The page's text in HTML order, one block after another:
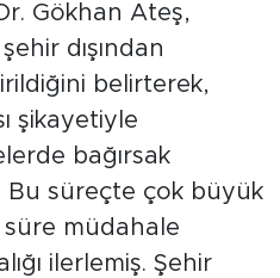
Gökhan Ateş,
dışından
belirterek,
şikayetiyle
bağırsak
Bu süreçte çok büyük
süre müdahale
ilerlemiş. Şehir